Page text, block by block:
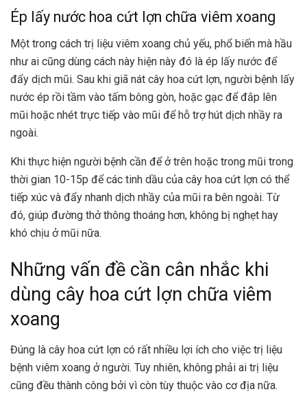
Ép lấy nước hoa cứt lợn chữa viêm xoang
Một trong cách trị liệu viêm xoang chủ yếu, phổ biến mà hầu
như ai cũng dùng cách này hiện này đó là ép lấy nước để
đẩy dịch mũi. Sau khi giã nát cây hoa cứt lợn, người bệnh lấy
nước ép rồi tầm vào tấm bông gòn, hoặc gạc để đắp lên
mũi hoặc nhét trực tiếp vào mũi để hỗ trợ hút dịch nhầy ra
ngoài.
Khi thực hiện người bệnh cần để ở trên hoặc trong mũi trong
thời gian 10-15p để các tinh dầu của cây hoa cứt lợn có thể
tiếp xúc và đẩy nhanh dịch nhầy của mũi ra bên ngoài. Từ
đó, giúp đường thở thông thoáng hơn, không bị nghẹt hay
khó chịu ở mũi nữa.
Những vấn đề cần cân nhắc khi
dùng cây hoa cứt lợn chữa viêm
xoang
Đúng là cây hoa cứt lợn có rất nhiều lợi ích cho việc trị liệu
bệnh viêm xoang ở người. Tuy nhiên, không phải ai trị liệu
cũng đều thành công bởi vì còn tùy thuộc vào cơ địa nữa.